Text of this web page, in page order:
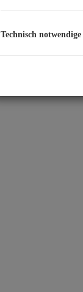
Technisch notwendige